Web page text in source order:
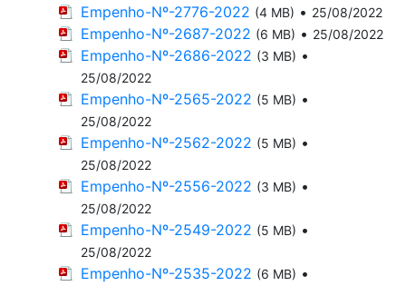
Empenho-Nº-2776-2022 (4 MB) • 25/08/2022
Empenho-Nº-2687-2022 (6 MB) • 25/08/2022
Empenho-Nº-2686-2022 (3 MB) •
25/08/2022
Empenho-Nº-2565-2022 (5 MB) •
25/08/2022
Empenho-Nº-2562-2022 (5 MB) •
25/08/2022
Empenho-Nº-2556-2022 (3 MB) •
25/08/2022
Empenho-Nº-2549-2022 (5 MB) •
25/08/2022
Empenho-Nº-2535-2022 (6 MB) •